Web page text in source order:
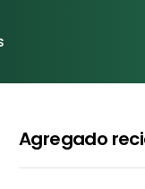
Agregado